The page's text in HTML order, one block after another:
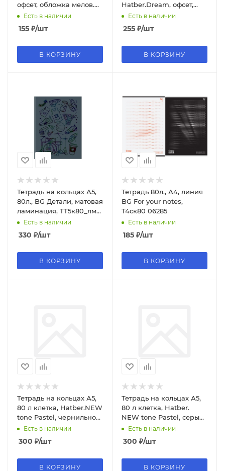
офсет, обложка мелов.
картон, 64358
Есть в наличии
155 ₽/шт
В КОРЗИНУ
Hatber.Dream, офсет,
обложка - слим-картон,
572641
Есть в наличии
255 ₽/шт
В КОРЗИНУ
Тетрадь на кольцах А5,
80л., BG Детали, матовая
ламинация, ТТ5к80_лм
59497
Есть в наличии
330 ₽/шт
В КОРЗИНУ
Тетрадь 80л., А4, линия
BG For your notes,
Т4ск80 06285
Есть в наличии
185 ₽/шт
В КОРЗИНУ
Тетрадь на кольцах А5,
80 л клетка, Hatber.NEW
tone Pastel, чернильное
небо, офсет, 599242
Есть в наличии
300 ₽/шт
В КОРЗИНУ
Тетрадь на кольцах А5,
80 л клетка, Hatber.
NEW tone Pastel, серый
агат, офсет, 599235
Есть в наличии
300 ₽/шт
В КОРЗИНУ